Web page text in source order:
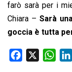
farò sarà per i
Chiara – Sarà
goccia è tutta
W